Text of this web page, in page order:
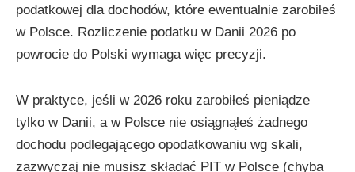
podatkowej dla dochodów, które ewentualnie zarobiłeś
w Polsce. Rozliczenie podatku w Danii 2026 po
powrocie do Polski wymaga więc precyzji.
W praktyce, jeśli w 2026 roku zarobiłeś pieniądze
tylko w Danii, a w Polsce nie osiągnąłeś żadnego
dochodu podlegającego opodatkowaniu wg skali,
zazwyczaj nie musisz składać PIT w Polsce (chyba